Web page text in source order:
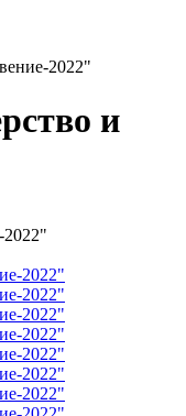
2022"
и
2022"